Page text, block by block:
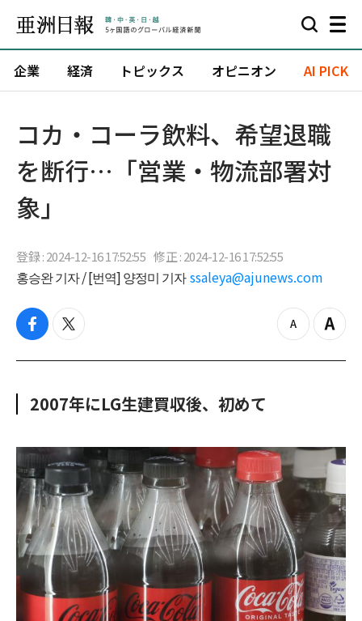
企業 経済 トピックス オピニオン AI PICK
コカ・コーラ飲料、希望退職
を断行…「営業・物流部署対
象」
登録 : 2024-12-16 17:52:55 修正 : 2024-12-16 17:52:55
홍승완 기자 / [번역] 양정미 기자 ssaleya@ajunews.com
f
c
o
t
i
e
z
o
Z
o
2007年にLG生建買収後、初めて